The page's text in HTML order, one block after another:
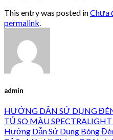
This entry was posted inChưa
permalink.
admin
HƯỚNG DẪN SỬ DỤNG
TỦ SO MÀU
Hướng Dẫn Sử Dụng Bóng